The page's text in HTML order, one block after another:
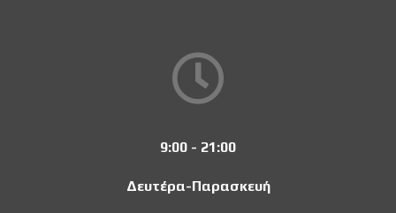
9:00 - 21:00
Δευτέρα-Παρασκευή